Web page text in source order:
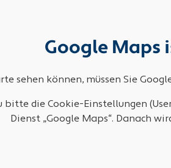
Google Maps
sehen können, müssen Sie
bitte die Cookie-Einstellungen
Dienst „Google Maps“. Danach